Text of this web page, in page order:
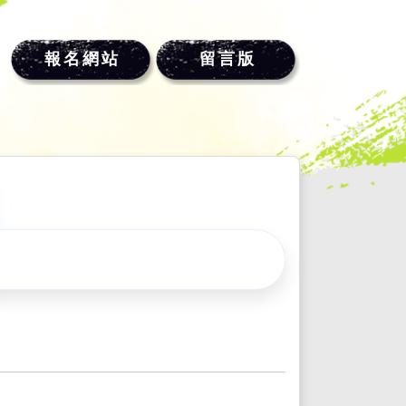
報名網站 留言版